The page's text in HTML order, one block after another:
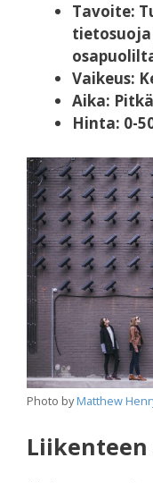
Tavoite:
Vaikeus:
Aika:
Hinta: 0-
Photo byMatthew